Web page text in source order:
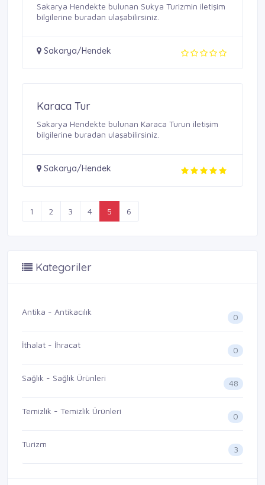
Sakarya Hendekte bulunan Sukya Turizmin iletişim
bilgilerine buradan ulaşabilirsiniz.
Sakarya/Hendek
Karaca Tur
Sakarya Hendekte bulunan Karaca Turun iletişim
bilgilerine buradan ulaşabilirsiniz.
Sakarya/Hendek
1 2 3 4 5 6
Kategoriler
Antika - Antikacılık
0
İthalat - İhracat
0
Sağlık - Sağlık Ürünleri
48
Temizlik - Temizlik Ürünleri
0
Turizm
3